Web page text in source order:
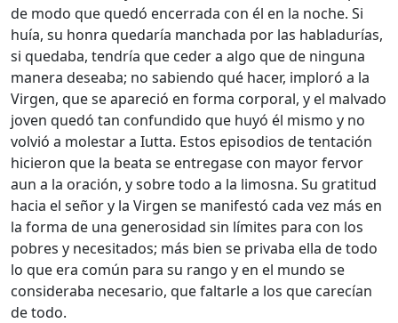
de modo que quedó encerrada con él en la noche. Si
huía, su honra quedaría manchada por las habladurías,
si quedaba, tendría que ceder a algo que de ninguna
manera deseaba; no sabiendo qué hacer, imploró a la
Virgen, que se apareció en forma corporal, y el malvado
joven quedó tan confundido que huyó él mismo y no
volvió a molestar a Iutta. Estos episodios de tentación
hicieron que la beata se entregase con mayor fervor
aun a la oración, y sobre todo a la limosna. Su gratitud
hacia el señor y la Virgen se manifestó cada vez más en
la forma de una generosidad sin límites para con los
pobres y necesitados; más bien se privaba ella de todo
lo que era común para su rango y en el mundo se
consideraba necesario, que faltarle a los que carecían
de todo.